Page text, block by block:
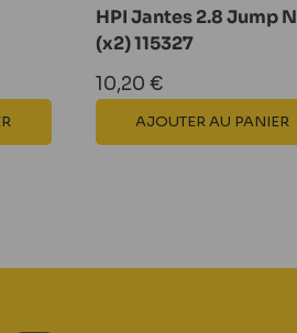
HPI Jantes 2.8 Jump
(x2) 115327
Prix
réduit
10,20 €
AJOUTER AU PANIER